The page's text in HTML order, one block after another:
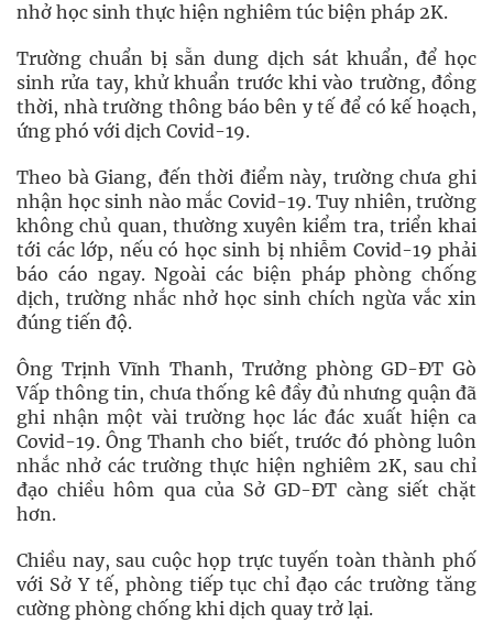
nhở học sinh thực hiện nghiêm túc biện pháp 2K.
Trường chuẩn bị sẵn dung dịch sát khuẩn, để học
sinh rửa tay, khử khuẩn trước khi vào trường, đồng
thời, nhà trường thông báo bên y tế để có kế hoạch,
ứng phó với dịch Covid-19.
Theo bà Giang, đến thời điểm này, trường chưa ghi
nhận học sinh nào mắc Covid-19. Tuy nhiên, trường
không chủ quan, thường xuyên kiểm tra, triển khai
tới các lớp, nếu có học sinh bị nhiễm Covid-19 phải
báo cáo ngay. Ngoài các biện pháp phòng chống
dịch, trường nhắc nhở học sinh chích ngừa vắc xin
đúng tiến độ.
Ông Trịnh Vĩnh Thanh, Trưởng phòng GD-ĐT Gò
Vấp thông tin, chưa thống kê đầy đủ nhưng quận đã
ghi nhận một vài trường học lác đác xuất hiện ca
Covid-19. Ông Thanh cho biết, trước đó phòng luôn
nhắc nhở các trường thực hiện nghiêm 2K, sau chỉ
đạo chiều hôm qua của Sở GD-ĐT càng siết chặt
hơn.
Chiều nay, sau cuộc họp trực tuyến toàn thành phố
với Sở Y tế, phòng tiếp tục chỉ đạo các trường tăng
cường phòng chống khi dịch quay trở lại.